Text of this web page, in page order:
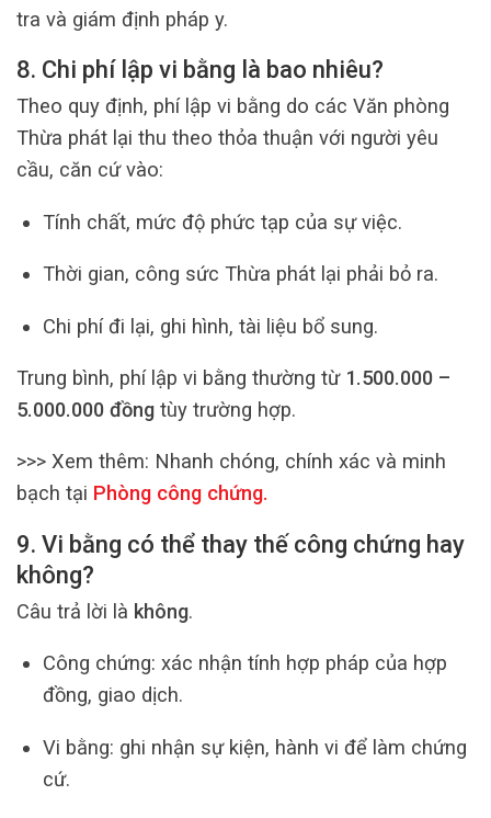
tra và giám định pháp y.
8. Chi phí lập vi bằng là bao nhiêu?
Theo quy định, phí lập vi bằng do các Văn phòng
Thừa phát lại thu theo thỏa thuận với người yêu
cầu, căn cứ vào:
Tính chất, mức độ phức tạp của sự việc.
Thời gian, công sức Thừa phát lại phải bỏ ra.
Chi phí đi lại, ghi hình, tài liệu bổ sung.
Trung bình, phí lập vi bằng thường từ 1.500.000 –
5.000.000 đồng tùy trường hợp.
>>> Xem thêm: Nhanh chóng, chính xác và minh
bạch tại Phòng công chứng.
9. Vi bằng có thể thay thế công chứng hay
không?
Câu trả lời là không.
Công chứng: xác nhận tính hợp pháp của hợp
đồng, giao dịch.
Vi bằng: ghi nhận sự kiện, hành vi để làm chứng
cứ.